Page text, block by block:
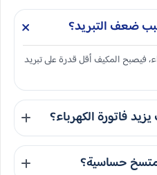
ضعف التبريد؟
فيصبح المكيف أقل قدرة على تبريد
فاتورة الكهرباء؟
وقتًا أطول وبجهد أعلى، وهذا
حساسية؟